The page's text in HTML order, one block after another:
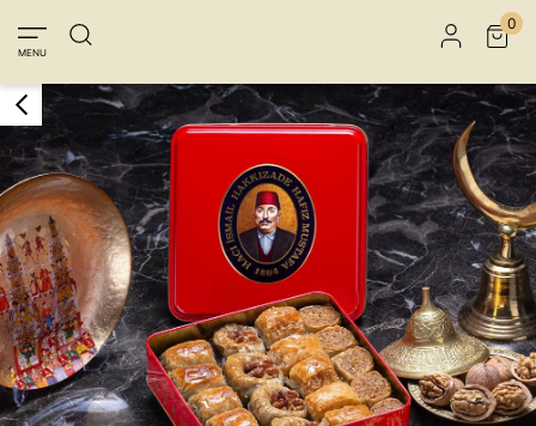
Üye Girişi Facebook İle Bağlan
MENU
0